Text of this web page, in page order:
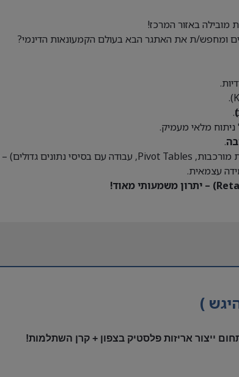
מובילה באזור המרכז!
ומחפש/ת את האתגר הבא בעולם הקמעונאות הדינמי?
ניתוח מלאי מעמיק.
.
עצמאית.
)
ייצור אריזות פלסטיק בצפון + קרן השתלמות!